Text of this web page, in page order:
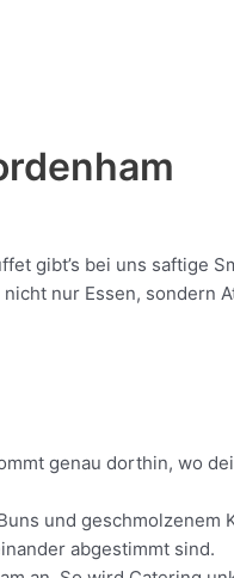
gibt’s bei uns saftige
nur Essen, sondern
genau dorthin, wo
und geschmolzenem
abgestimmt sind.